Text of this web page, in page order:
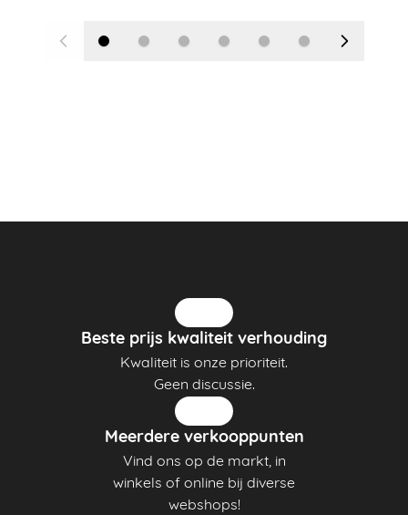
Beste prijs kwaliteit verhouding
Kwaliteit is onze prioriteit.
Geen discussie.
Meerdere verkooppunten
Vind ons op de markt, in
winkels of online bij diverse
webshops!